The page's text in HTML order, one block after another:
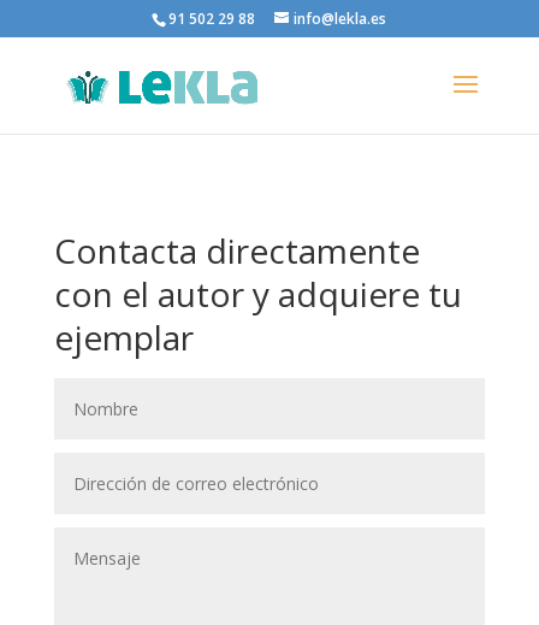
91 502 29 88 info@lekla.es
Contacta directamente
con el autor y adquiere tu
ejemplar